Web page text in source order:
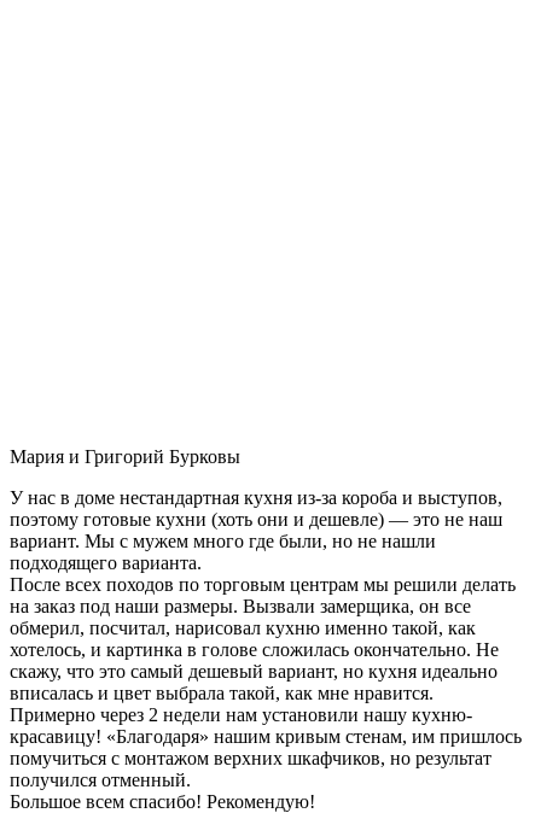
Мария и Григорий Бурковы
У нас в доме нестандартная кухня из-за короба и выступов,
поэтому готовые кухни (хоть они и дешевле) — это не наш
вариант. Мы с мужем много где были, но не нашли
подходящего варианта.
После всех походов по торговым центрам мы решили делать
на заказ под наши размеры. Вызвали замерщика, он все
обмерил, посчитал, нарисовал кухню именно такой, как
хотелось, и картинка в голове сложилась окончательно. Не
скажу, что это самый дешевый вариант, но кухня идеально
вписалась и цвет выбрала такой, как мне нравится.
Примерно через 2 недели нам установили нашу кухню-
красавицу! «Благодаря» нашим кривым стенам, им пришлось
помучиться с монтажом верхних шкафчиков, но результат
получился отменный.
Большое всем спасибо! Рекомендую!